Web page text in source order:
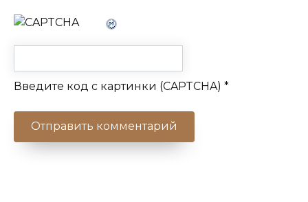
Введите код с картинки (CAPTCHA) *